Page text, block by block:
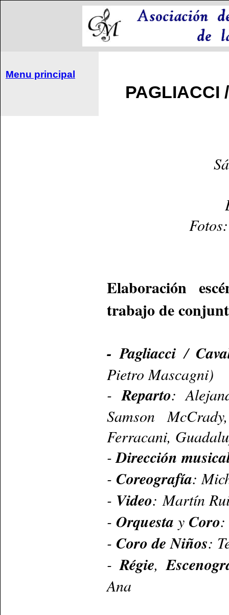
Menu principal
PAGLIACCI
Elaboración
trabajo de
- Pagliacci/
Pietro Mascagni)
- Reparto:
Samson
Ferracani,
- Dirección
- Coreografía:
- Video: Martín
- Orquesta y Coro:
- Coro de Niños:
- Régie,
Ana